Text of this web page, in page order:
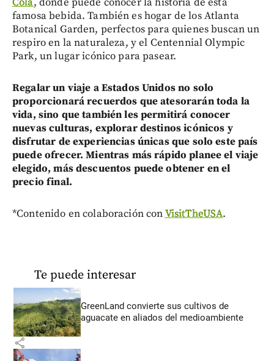
famosa bebida. También es hogar de los Atlanta
Botanical Garden, perfectos para quienes buscan un
respiro en la naturaleza, y el Centennial Olympic
Park, un lugar icónico para pasear.
Regalar un viaje a Estados Unidos no solo
proporcionará recuerdos que atesorarán toda la
vida, sino que también les permitirá conocer
nuevas culturas, explorar destinos icónicos y
disfrutar de experiencias únicas que solo este país
puede ofrecer. Mientras más rápido planee el viaje
elegido, más descuentos puede obtener en el
precio final.
*Contenido en colaboración conVisitTheUSA.
Te puede interesar
GreenLand convierte sus cultivos de
aguacate en aliados del medioambiente
share